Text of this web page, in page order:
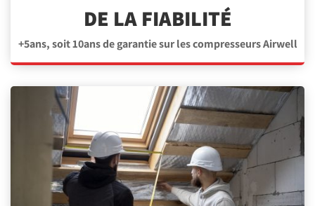
DE LA FIABILITÉ
+5ans, soit 10ans de garantie sur les compresseurs Airwell